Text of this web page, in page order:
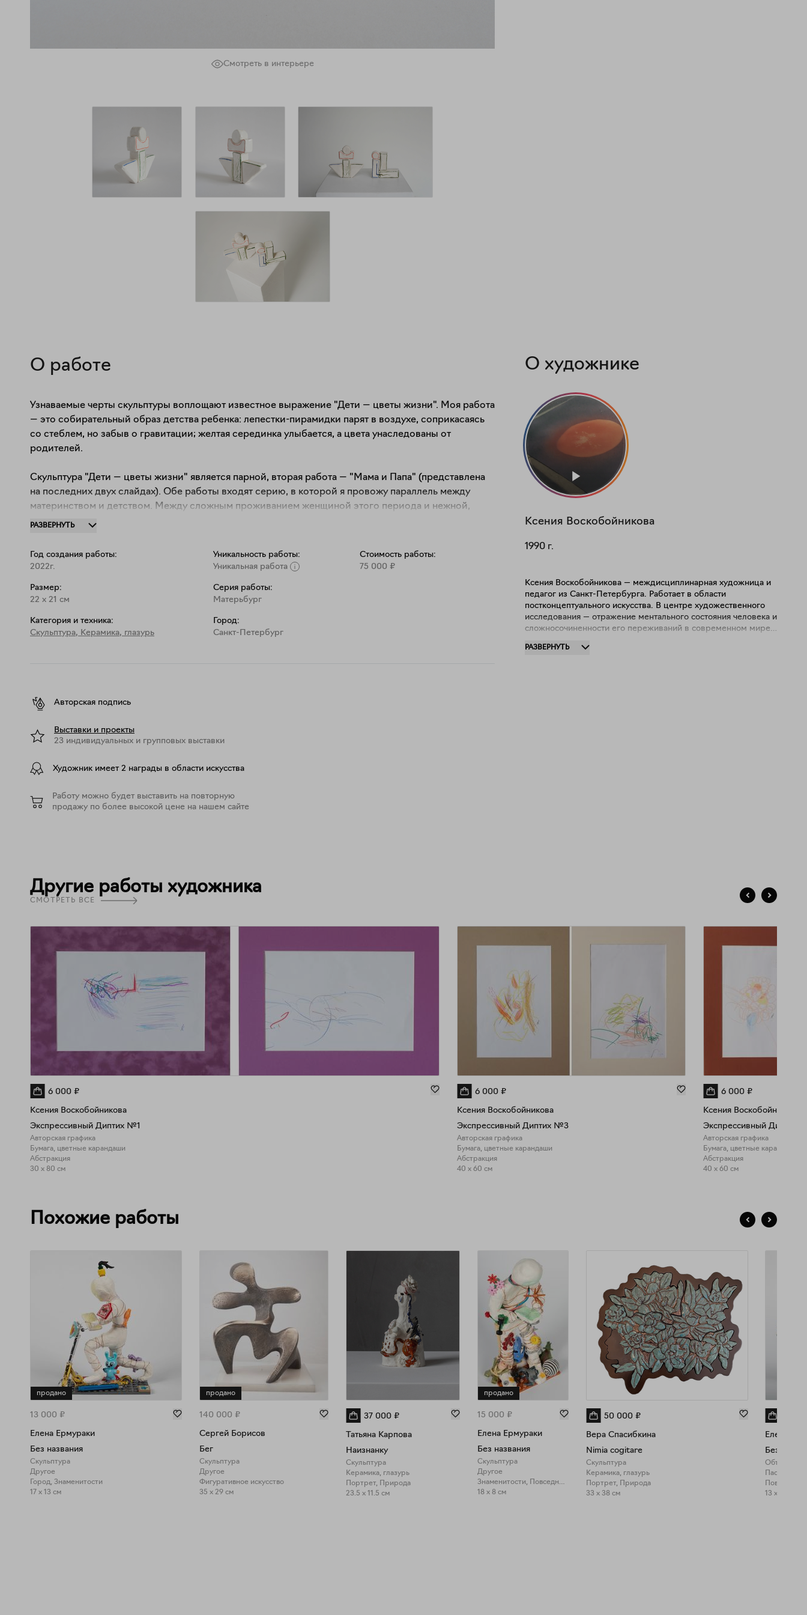
Смотреть в интерьере
О работе
Узнаваемые черты скульптуры воплощают известное выражение "Дети — цветы жизни". Моя работа
— это собирательный образ детства ребенка: лепестки-пирамидки парят в воздухе, соприкасаясь
со стеблем, но забыв о гравитации; желтая серединка улыбается, а цвета унаследованы от
родителей.
Скульптура "Дети — цветы жизни" является парной, вторая работа — "Мама и Папа" (представлена
на последних двух слайдах). Обе работы входят серию, в которой я провожу параллель между
материнством и детством. Между сложным проживанием женщиной этого периода и нежной,
яркой жизнью ребенка. Прототипом для создания скульптур стал детский конструктор,
РАЗВЕРНУТЬ
Год создания работы:
2022г.
Размер:
22 x 21 см
Категория и техника:
Скульптура, Керамика, глазурь
Уникальность работы:
Уникальная работа
Серия работы:
Матерьбург
Город:
Санкт-Петербург
Стоимость работы:
75 000 ₽
Авторская подпись
Выставки и проекты
23 индивидуальных и групповых выставки
Художник имеет 2 награды в области искусства
Работу можно будет выставить на повторную
продажу по более высокой цене на нашем сайте
О художнике
Ксения Воскобойникова
1990 г.
Ксения Воскобойникова — междисциплинарная художница и
педагог из Санкт-Петербурга. Работает в области
постконцептуального искусства. В центре художественного
исследования — отражение ментального состояния человека и
сложносочиненности его переживаний в современном мире.
проектов, в том числе в ЦСИ Винзавод, Русский музей,
РАЗВЕРНУТЬ
Другие работы художника
СМОТРЕТЬ ВСЕ
6 000 ₽
Ксения Воскобойникова
Экспрессивный Диптих №1
Авторская графика
Бумага, цветные карандаши
Абстракция
30 x 80 см
6 000 ₽
Ксения Воскобойникова
Экспрессивный Диптих №3
Авторская графика
Бумага, цветные карандаши
Абстракция
40 x 60 см
6 000 ₽
Ксения Воскобойникова
Экспрессивный Диптих
Авторская графика
Бумага, цветные карандаши
Абстракция
40 x 60 см
Похожие работы
продано
13 000 ₽
Елена Ермураки
Без названия
Скульптура
Другое
Город, Знаменитости
17 x 13 см
продано
140 000 ₽
Сергей Борисов
Бег
Скульптура
Другое
Фигуративное искусство
35 x 29 см
37 000 ₽
Татьяна Карпова
Наизнанку
Скульптура
Керамика, глазурь
Портрет, Природа
23.5 x 11.5 см
продано
15 000 ₽
Елена Ермураки
Без названия
Скульптура
Другое
Знаменитости, Повседневность
18 x 8 см
50 000 ₽
Вера Спасибкина
Nimia cogitare
Скульптура
Керамика, глазурь
Портрет, Природа
33 x 38 см
Елена
Без
Объект
Паста,
13 x 12 см